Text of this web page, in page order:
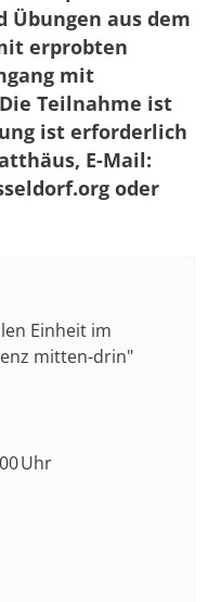
Übungen aus dem
erprobten
mit
Teilnahme ist
ist erforderlich
E-Mail:
oder
Einheit im
mitten-drin"
Uhr